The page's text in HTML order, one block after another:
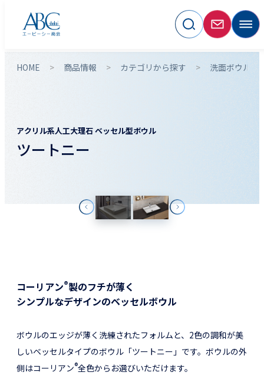
HOME 商品情報 カテゴリから探す 洗面ボウル
アクリル系人工大理石 ベッセル型ボウル
ツートニー
コーリアン®製のフチが薄く
シンプルなデザインのベッセルボウル
ボウルのエッジが薄く洗練されたフォルムと、2色の調和が美
しいベッセルタイプのボウル「ツートニー」です。ボウルの外
側はコーリアン®全色からお選びいただけます。